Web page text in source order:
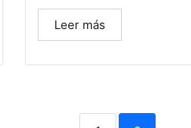
Leer más